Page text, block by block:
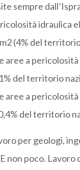
sempre
idraulica
(4% del
aree a pericolosità
del territorio
aree a pericolosità
del territorio
per geologi,
E non poco.